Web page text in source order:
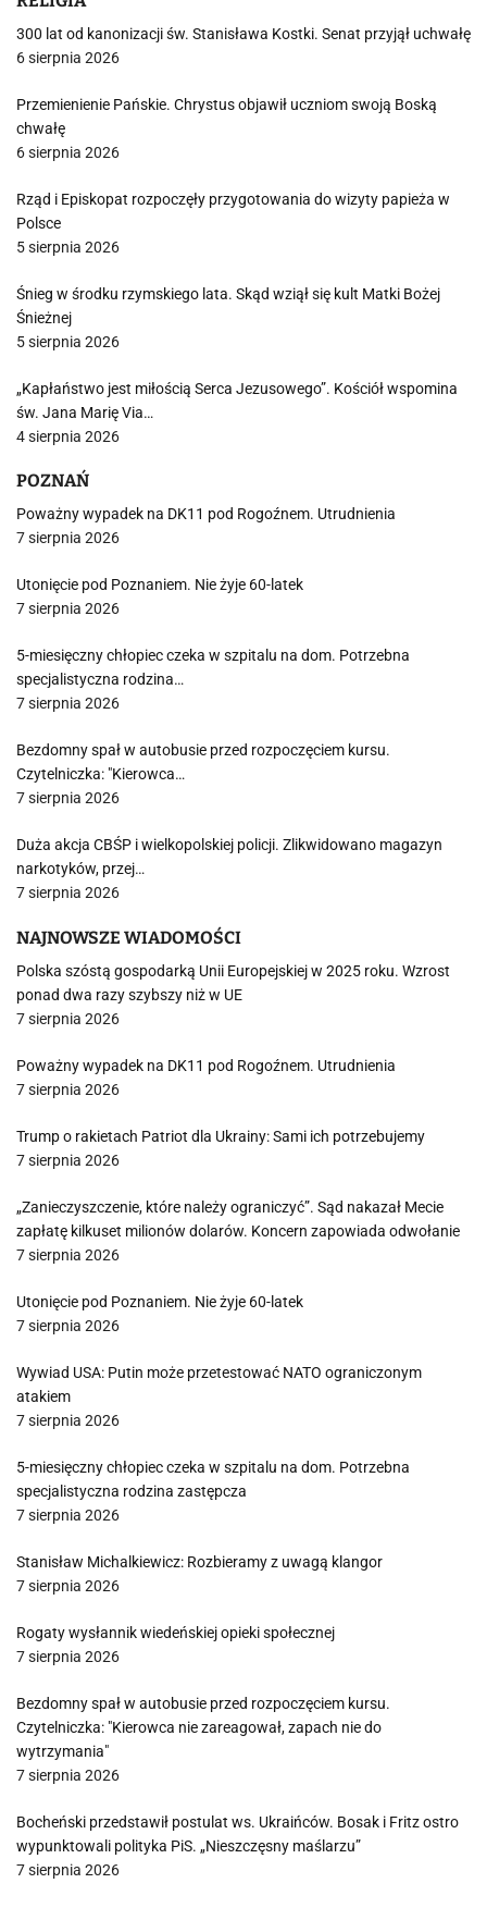
300 lat od kanonizacji św. Stanisława Kostki. Senat przyjął uchwałę
6 sierpnia 2026
Przemienienie Pańskie. Chrystus objawił uczniom swoją Boską
chwałę
6 sierpnia 2026
Rząd i Episkopat rozpoczęły przygotowania do wizyty papieża w
Polsce
5 sierpnia 2026
Śnieg w środku rzymskiego lata. Skąd wziął się kult Matki Bożej
Śnieżnej
5 sierpnia 2026
„Kapłaństwo jest miłością Serca Jezusowego”. Kościół wspomina
św. Jana Marię Via…
4 sierpnia 2026
POZNAŃ
Poważny wypadek na DK11 pod Rogoźnem. Utrudnienia
7 sierpnia 2026
Utonięcie pod Poznaniem. Nie żyje 60-latek
7 sierpnia 2026
5-miesięczny chłopiec czeka w szpitalu na dom. Potrzebna
specjalistyczna rodzina…
7 sierpnia 2026
Bezdomny spał w autobusie przed rozpoczęciem kursu.
Czytelniczka: "Kierowca…
7 sierpnia 2026
Duża akcja CBŚP i wielkopolskiej policji. Zlikwidowano magazyn
narkotyków, przej…
7 sierpnia 2026
NAJNOWSZE WIADOMOŚCI
Polska szóstą gospodarką Unii Europejskiej w 2025 roku. Wzrost
ponad dwa razy szybszy niż w UE
7 sierpnia 2026
Poważny wypadek na DK11 pod Rogoźnem. Utrudnienia
7 sierpnia 2026
Trump o rakietach Patriot dla Ukrainy: Sami ich potrzebujemy
7 sierpnia 2026
„Zanieczyszczenie, które należy ograniczyć”. Sąd nakazał Mecie
zapłatę kilkuset milionów dolarów. Koncern zapowiada odwołanie
7 sierpnia 2026
Utonięcie pod Poznaniem. Nie żyje 60-latek
7 sierpnia 2026
Wywiad USA: Putin może przetestować NATO ograniczonym
atakiem
7 sierpnia 2026
5-miesięczny chłopiec czeka w szpitalu na dom. Potrzebna
specjalistyczna rodzina zastępcza
7 sierpnia 2026
Stanisław Michalkiewicz: Rozbieramy z uwagą klangor
7 sierpnia 2026
Rogaty wysłannik wiedeńskiej opieki społecznej
7 sierpnia 2026
Bezdomny spał w autobusie przed rozpoczęciem kursu.
Czytelniczka: "Kierowca nie zareagował, zapach nie do
wytrzymania"
7 sierpnia 2026
Bocheński przedstawił postulat ws. Ukraińców. Bosak i Fritz ostro
wypunktowali polityka PiS. „Nieszczęsny maślarzu”
7 sierpnia 2026